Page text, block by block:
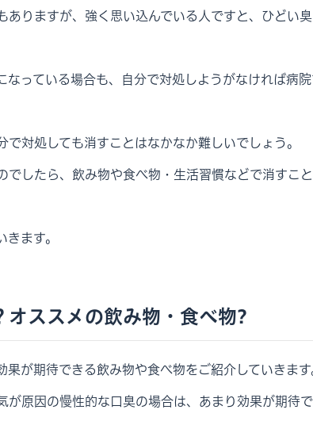
ありますが、強く思い込んでいる人ですと、ひどい
なっている場合も、自分で対処しようがなければ病
対処しても消すことはなかなか難しいでしょう。
でしたら、飲み物や食べ物・生活習慣などで消すこ
ます。
オススメの飲み物・食べ物?
が期待できる飲み物や食べ物をご紹介していきます
原因の慢性的な口臭の場合は、あまり効果が期待で